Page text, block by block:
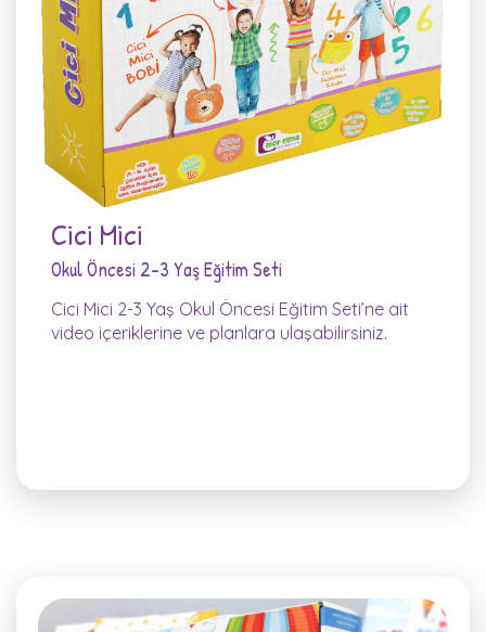
Cici Mici
Okul Öncesi 2-3 Yaş Eğitim Seti
Cici Mici 2-3 Yaş Okul Öncesi Eğitim Seti’ne ait
video içeriklerine ve planlara ulaşabilirsiniz.